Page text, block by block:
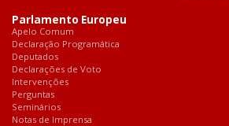
Parlamento Europeu
Apelo Comum
Declaração Programática
Deputados
Declarações de Voto
Intervenções
Perguntas
Seminários
Notas de Imprensa